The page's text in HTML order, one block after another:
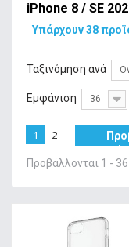
ΣΤΑΘΕΡΉ ΤΗΛΕΦΩΝΊΑ
iPhone 8 / SE
Υπάρχουν 38
Ταξινόμηση ανά
Εμφάνιση 36
1 2
Προβάλλονται 1 -